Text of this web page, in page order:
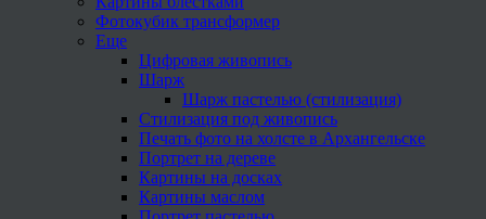
Фотокубик трансформер
Еще
Цифровая живопись
Шарж
Шарж пастелью (стилизация)
Стилизация под живопись
Печать фото на холсте в Архангельске
Портрет на дереве
Картины на досках
Картины маслом